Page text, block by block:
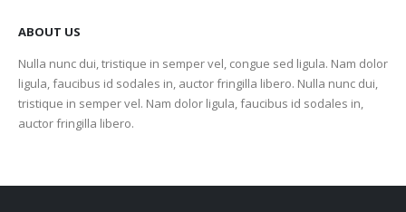
ABOUT US
Nulla nunc dui, tristique in semper vel, congue sed ligula. Nam dolor
ligula, faucibus id sodales in, auctor fringilla libero. Nulla nunc dui,
tristique in semper vel. Nam dolor ligula, faucibus id sodales in,
auctor fringilla libero.